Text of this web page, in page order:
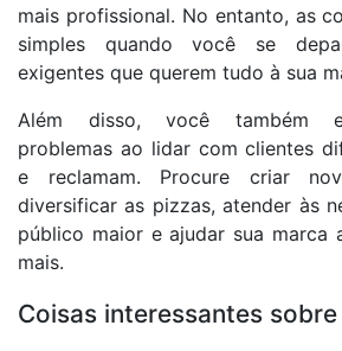
mais profissional. No entanto, as
simples quando você se
exigentes que querem tudo à sua
Além disso, você também
problemas ao lidar com clientes
e reclamam. Procure criar
diversificar as pizzas, atender às
público maior e ajudar sua marca
mais.
Coisas interessantes